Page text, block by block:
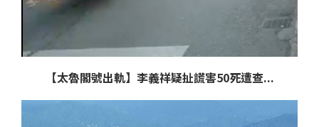
【太魯閣號出軌】李義祥疑扯謊害50死遭查...